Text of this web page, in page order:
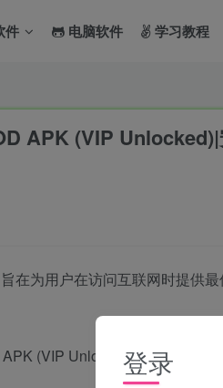
件 电脑软件 学习教程
APK (VIP
在为用户在访问互联网时提供
登录